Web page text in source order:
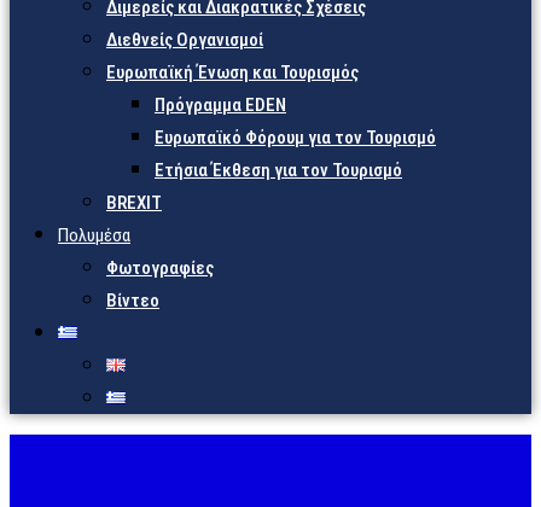
Διμερείς και Διακρατικές Σχέσεις
Διεθνείς Οργανισμοί
Ευρωπαϊκή Ένωση και Τουρισμός
Πρόγραμμα EDEN
Ευρωπαϊκό Φόρουμ για τον Τουρισμό
Ετήσια Έκθεση για τον Τουρισμό
BREXIT
Πολυμέσα
Φωτογραφίες
Βίντεο